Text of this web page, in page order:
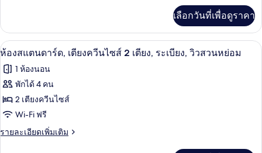
คิง
ไซส์
1
เตียง
(High
Floor)
เกี่ยว
กับ
ห้อง
เตียง
คิง
เตียง
Floor)
เลือกวันที่เพื่อดูราคา
เปิด
ภาพถ่าย
ทั้งหมด
ของ
ห้อง
สแตนดาร์ด,
เครื่องนอนป้องกันสารก่อภูมิแพ้, ตู้นิร
6
ห้องสแตนดาร์ด, เตียงควีนไซส์ 2 เตียง, ระเบียง, วิวสวนหย่อม
1 ห้องนอน
พักได้ 4 คน
2 เตียงควีนไซส์
Wi-Fi ฟรี
รายละเอียดเพิ่มเติม
ราย